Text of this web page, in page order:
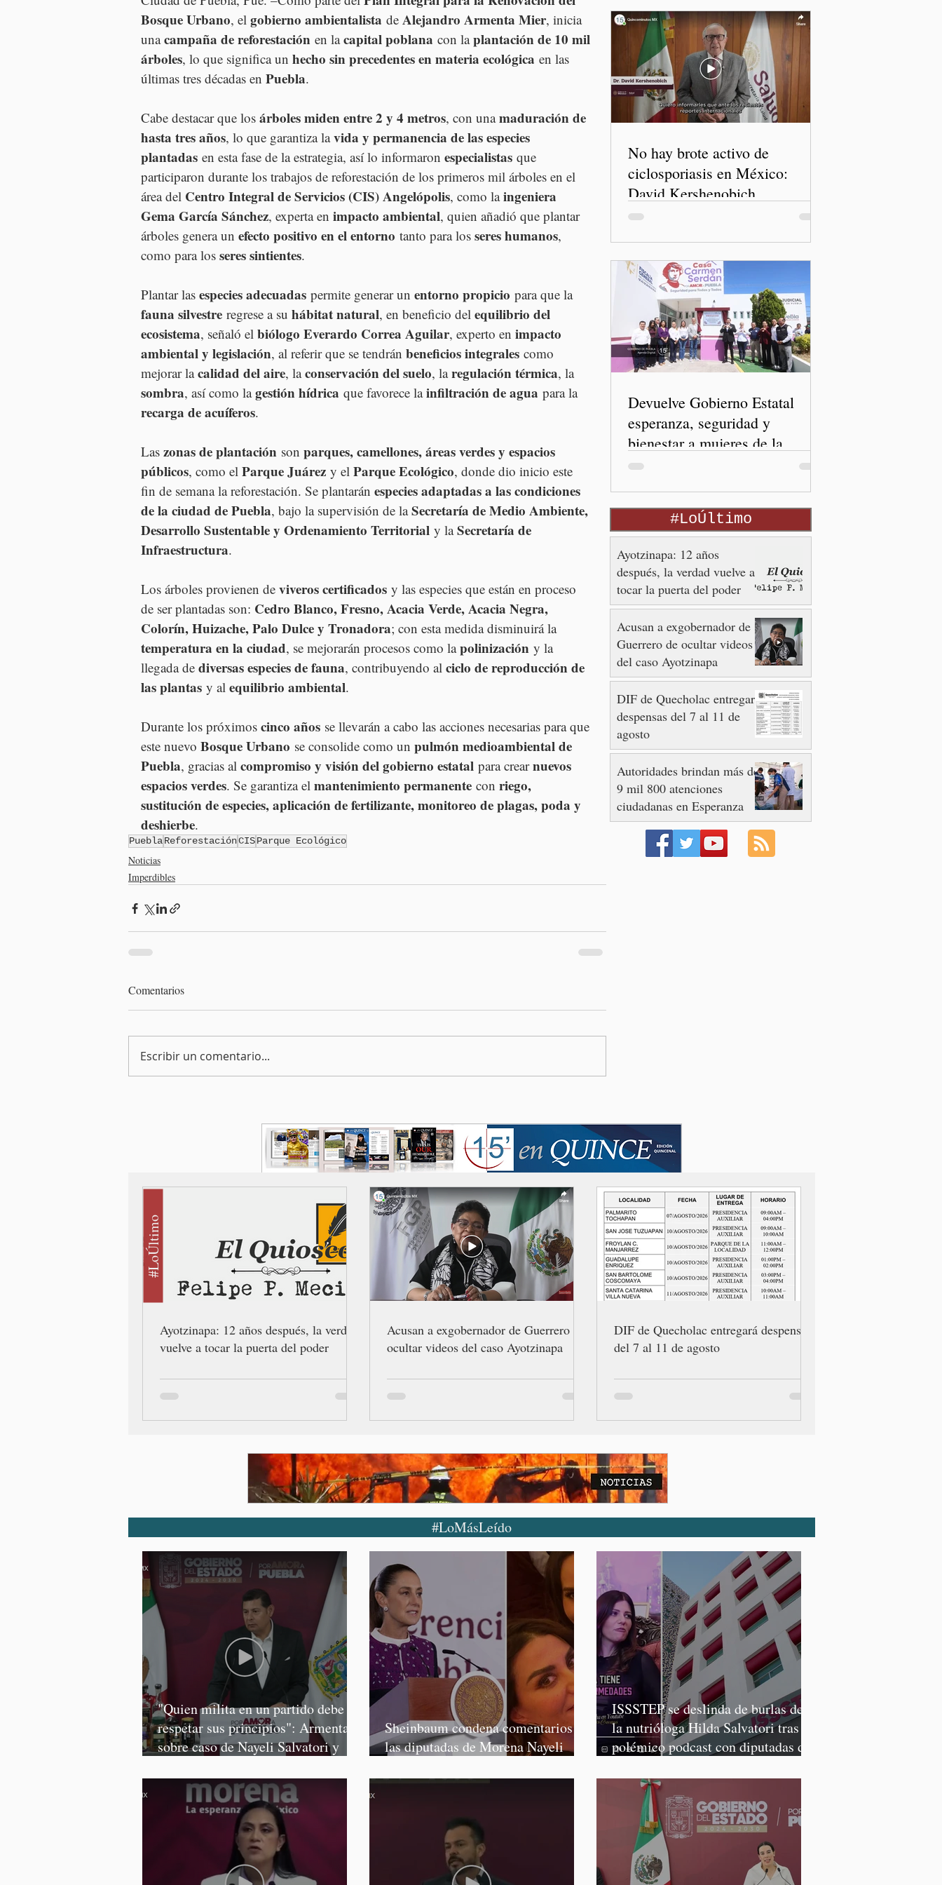
Bosque Urbano, el gobierno ambientalista de Alejandro Armenta Mier, inicia
una campaña de reforestación en la capital poblana con la plantación de 10 mil
árboles, lo que significa un hecho sin precedentes en materia ecológica en las
últimas tres décadas en Puebla.
Cabe destacar que los árboles miden entre 2 y 4 metros, con una maduración de
hasta tres años, lo que garantiza la vida y permanencia de las especies
plantadas en esta fase de la estrategia, así lo informaron especialistas que
participaron durante los trabajos de reforestación de los primeros mil árboles en el
área del Centro Integral de Servicios (CIS) Angelópolis, como la ingeniera
Gema García Sánchez, experta en impacto ambiental, quien añadió que plantar
árboles genera un efecto positivo en el entorno tanto para los seres humanos,
como para los seres sintientes.
Plantar las especies adecuadas permite generar un entorno propicio para que la
fauna silvestre regrese a su hábitat natural, en beneficio del equilibrio del
ecosistema, señaló el biólogo Everardo Correa Aguilar, experto en impacto
ambiental y legislación, al referir que se tendrán beneficios integrales como
mejorar la calidad del aire, la conservación del suelo, la regulación térmica, la
sombra, así como la gestión hídrica que favorece la infiltración de agua para la
recarga de acuíferos.
Las zonas de plantación son parques, camellones, áreas verdes y espacios
públicos, como el Parque Juárez y el Parque Ecológico, donde dio inicio este
fin de semana la reforestación. Se plantarán especies adaptadas a las condiciones
de la ciudad de Puebla, bajo la supervisión de la Secretaría de Medio Ambiente,
Desarrollo Sustentable y Ordenamiento Territorial y la Secretaría de
Infraestructura.
Los árboles provienen de viveros certificados y las especies que están en proceso
de ser plantadas son: Cedro Blanco, Fresno, Acacia Verde, Acacia Negra,
Colorín, Huizache, Palo Dulce y Tronadora; con esta medida disminuirá la
temperatura en la ciudad, se mejorarán procesos como la polinización y la
llegada de diversas especies de fauna, contribuyendo al ciclo de reproducción de
las plantas y al equilibrio ambiental.
Durante los próximos cinco años se llevarán a cabo las acciones necesarias para que
este nuevo Bosque Urbano se consolide como un pulmón medioambiental de
Puebla, gracias al compromiso y visión del gobierno estatal para crear nuevos
espacios verdes. Se garantiza el mantenimiento permanente con riego,
sustitución de especies, aplicación de fertilizante, monitoreo de plagas, poda y
deshierbe.
PueblaReforestaciónCISParque Ecológico
Noticias
Imperdibles
Comentarios
Escribir un comentario...
No hay brote activo de
ciclosporiasis en México:
David Kershenobich
Devuelve Gobierno Estatal
esperanza, seguridad y
bienestar a mujeres de la
periferia urbana
#LoÚltimo
Ayotzinapa: 12 años
después, la verdad vuelve a
tocar la puerta del poder
Acusan a exgobernador de
Guerrero de ocultar videos
del caso Ayotzinapa
DIF de Quecholac entregará
despensas del 7 al 11 de
agosto
Autoridades brindan más de
9 mil 800 atenciones
ciudadanas en Esperanza
Ayotzinapa: 12 años después, la verdad
vuelve a tocar la puerta del poder
Acusan a exgobernador de Guerrero de
ocultar videos del caso Ayotzinapa
DIF de Quecholac entregará despensas
del 7 al 11 de agosto
#LoÚltimo
#LoMásLeído
"Quien milita en un partido debe
respetar sus principios": Armenta,
sobre caso de Nayeli Salvatori y
Sheinbaum condena comentarios de
las diputadas de Morena Nayeli
ISSSTEP se deslinda de burlas de
la nutrióloga Hilda Salvatori tras
polémico podcast con diputadas de